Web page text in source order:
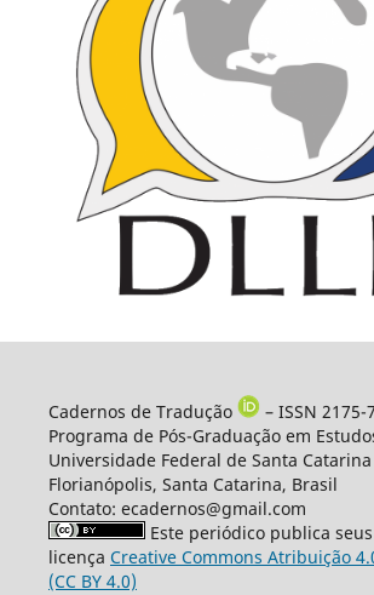
Cadernos de Tradução
– ISSN 2175-
Programa de Pós-Graduação em
Universidade Federal de Santa Catarina
Florianópolis, Santa Catarina, Brasil
Contato: ecadernos@gmail.com
Este periódico publica
licença Creative Commons Atribuição
(CC BY 4.0)